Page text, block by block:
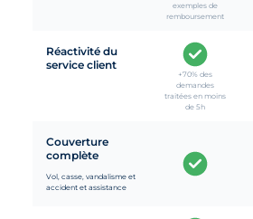
exemples de
remboursement
Réactivité du
service client
+70% des
demandes
traitées en moins
de 5h
Couverture
complète
Vol, casse, vandalisme et
accident et assistance